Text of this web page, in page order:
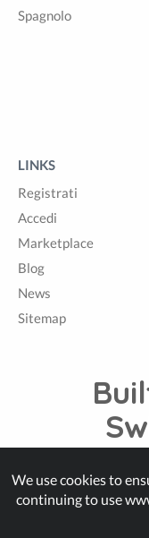
Spagnolo
LINKS
Registrati
Accedi
Marketplace
Blog
News
Sitemap
© Zappter
We use cookies to
continuing to use